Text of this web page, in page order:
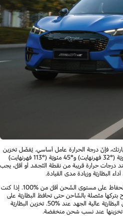
فإنّ درجة الحرارة عامل أساسي. يُفضّل تخزين
السّيّارة في درجات حرارة تتراوح بين °0 مئويّة (°32 فهرنهايت) و°45 مئويّة (°113 فهرنهايت)
درجات حرارة قريبة من نقطة التّجمّد أو أقلّ، يجب
البطّاريّة وزيادة مدى القيادة.
يمكنك أيضًا إطالة عمر البطّاريّة من خلال الحفاظ على مستوى الشّحن أقلّ من %100. إذا كنت
أو أكثر، يُنصح بتركها متّصلة بالشّاحن حتى تحافظ البطّاريّة على
شحنها. تأكّد من تحديد الحدّ الأقصى لشحن البطّاريّة عالية الجهد عند %50. تخزين البطّاريّة
تخزينها عند نسب شحن منخفضة.